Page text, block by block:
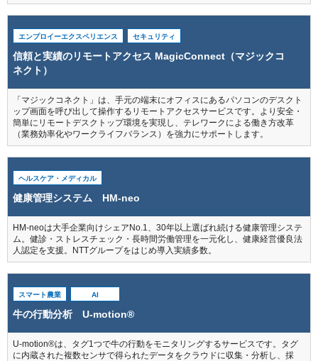
エンプロイーエクスペリエンス セキュリティ
信頼と実績のリモートアクセス MagicConnect（マジックコ
ネクト）
「マジックコネクト」は、手元の端末にオフィスにあるパソコンのデスクト
ップ画面を呼び出して操作するリモートアクセスサービスです。より安全・
簡単にリモートデスクトップ環境を実現し、テレワークによる働き方改革
（業務効率化やワークライフバランス）を強力にサポートします。
ヘルスケア・メディカル
健康管理システム HM-neo
HM-neoは大手企業向けシェアNo.1、30年以上選ばれ続ける健康管理システ
ム。健診・ストレスチェック・長時間労働管理を一元化し、健康経営優良法
人認定を支援。NTTグループをはじめ導入実績多数。
スマート農業 AI
牛の行動分析 U-motion®
U-motion®は、タグ1つで牛の行動をモニタリングするサービスです。タグ
に内蔵された複数センサで得られたデータをクラウドに収集・分析し、採